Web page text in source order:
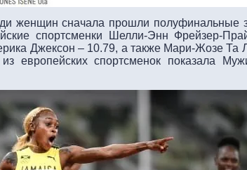
женщин сначала прошли полуфинальные
спортсменки Шелли-Энн Фрейзер-
Джексон – 10.79, а также Мари-Жозе Та
европейских спортсменок показала